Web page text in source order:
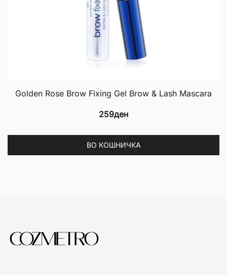
Golden Rose Brow Fixing Gel Brow & Lash Mascara
259ден
ВО КОШНИЧКА